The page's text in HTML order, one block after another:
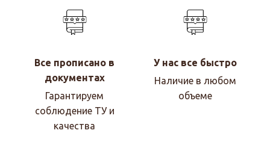
Все прописано в
документах
Гарантируем
соблюдение ТУ и
качества
У нас все быстро
Наличие в любом
объеме